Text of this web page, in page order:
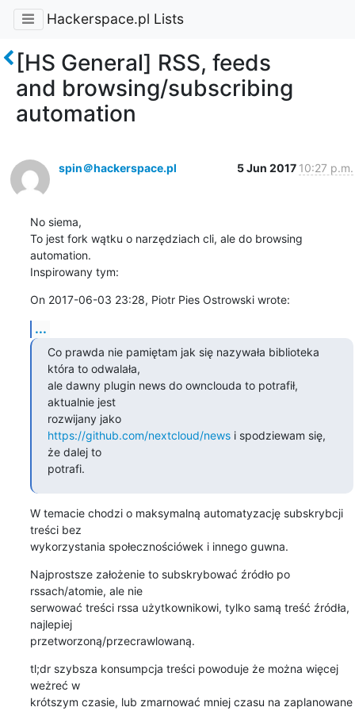
Hackerspace.pl Lists
[HS General] RSS, feeds
and browsing/subscribing
automation
spin＠hackerspace.pl 5 Jun 2017 10:27 p.m.
No siema,
To jest fork wątku o narzędziach cli, ale do browsing
automation.
Inspirowany tym:
On 2017-06-03 23:28, Piotr Pies Ostrowski wrote:
...
Co prawda nie pamiętam jak się nazywała biblioteka
która to odwalała,
ale dawny plugin news do ownclouda to potrafił,
aktualnie jest
rozwijany jako
https://github.com/nextcloud/news i spodziewam się,
że dalej to
potrafi.
W temacie chodzi o maksymalną automatyzację subskrybcji
treści bez
wykorzystania społecznościówek i innego guwna.
Najprostsze założenie to subskrybować źródło po
rssach/atomie, ale nie
serwować treści rssa użytkownikowi, tylko samą treść źródła,
najlepiej
przetworzoną/przecrawlowaną.
tl;dr szybsza konsumpcja treści powoduje że można więcej
weżreć w
krótszym czasie, lub zmarnować mniej czasu na zaplanowane